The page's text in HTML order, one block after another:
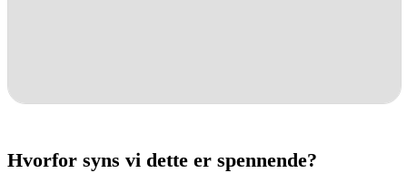
Hvorfor syns vi dette er spennende?